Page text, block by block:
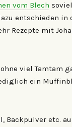
vom Blech
entschieden in
Rezepte mit
viel Tamtam
ein
Backpulver etc.